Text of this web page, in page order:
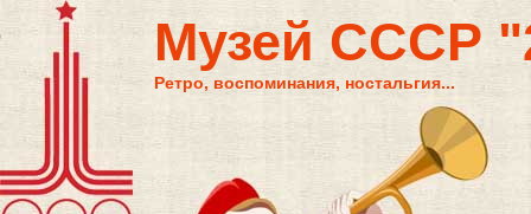
Музей СССР
Ретро, воспоминания, ностальгия...